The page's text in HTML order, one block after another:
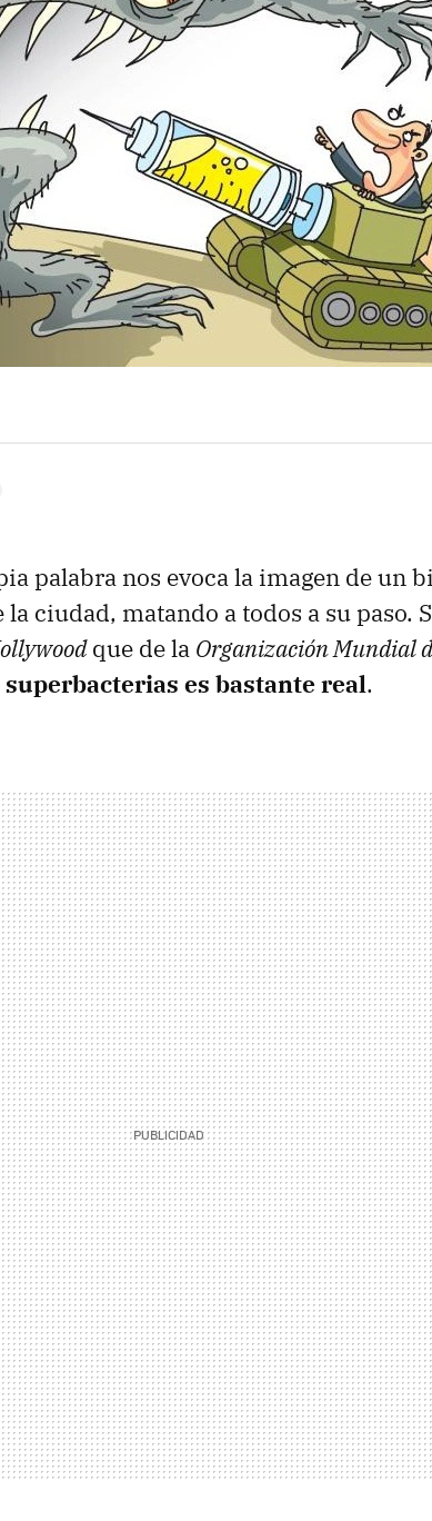
palabra nos evoca la imagen de un
la ciudad, matando a todos a su paso.
que de la Organización Mundial
es bastante real.